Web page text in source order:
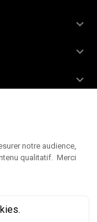


